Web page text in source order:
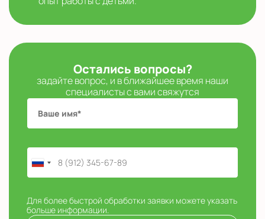
Остались вопросы?
задайте вопрос, и в ближайшее время наши
специалисты с вами свяжутся
Для более быстрой обработки заявки можете указать
больше информации.